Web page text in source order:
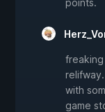
freaking
with
game